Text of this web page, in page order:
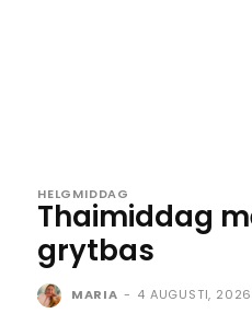
HELGMIDDAG
Thaimiddag
grytbas
MARIA - 4 AUGUSTI, 2026